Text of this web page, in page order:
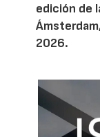
edición de
2026.